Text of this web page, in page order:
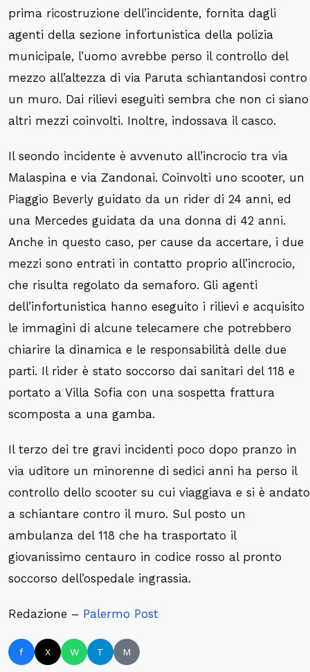
prima ricostruzione dell’incidente, fornita dagli
agenti della sezione infortunistica della polizia
municipale, l’uomo avrebbe perso il controllo del
mezzo all’altezza di via Paruta schiantandosi contro
un muro. Dai rilievi eseguiti sembra che non ci siano
altri mezzi coinvolti. Inoltre, indossava il casco.
Il seondo incidente è avvenuto all’incrocio tra via
Malaspina e via Zandonai. Coinvolti uno scooter, un
Piaggio Beverly guidato da un rider di 24 anni, ed
una Mercedes guidata da una donna di 42 anni.
Anche in questo caso, per cause da accertare, i due
mezzi sono entrati in contatto proprio all’incrocio,
che risulta regolato da semaforo. Gli agenti
dell’infortunistica hanno eseguito i rilievi e acquisito
le immagini di alcune telecamere che potrebbero
chiarire la dinamica e le responsabilità delle due
parti. Il rider è stato soccorso dai sanitari del 118 e
portato a Villa Sofia con una sospetta frattura
scomposta a una gamba.
Il terzo dei tre gravi incidenti poco dopo pranzo in
via uditore un minorenne di sedici anni ha perso il
controllo dello scooter su cui viaggiava e si è andato
a schiantare contro il muro. Sul posto un
ambulanza del 118 che ha trasportato il
giovanissimo centauro in codice rosso al pronto
soccorso dell’ospedale ingrassia.
Redazione – Palermo Post
f X W T M